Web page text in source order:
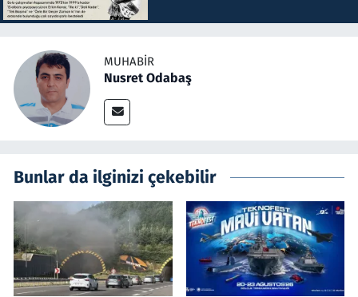
MUHABIR
Nusret Odabaş
Bunlar da ilginizi çekebilir